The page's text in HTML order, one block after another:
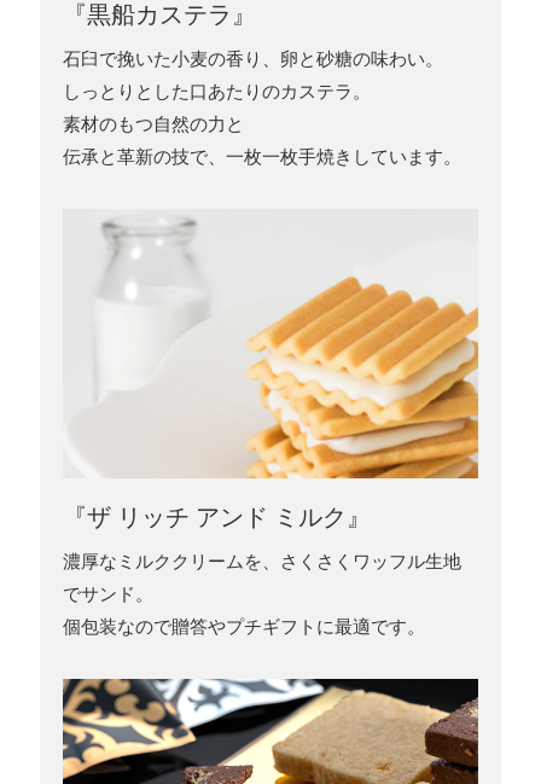
『黒船カステラ』
石臼で挽いた小麦の香り、卵と砂糖の味わい。
しっとりとした口あたりのカステラ。
素材のもつ自然の力と
伝承と革新の技で、一枚一枚手焼きしています。
『ザ リッチ アンド ミルク』
濃厚なミルククリームを、さくさくワッフル生地
でサンド。
個包装なので贈答やプチギフトに最適です。